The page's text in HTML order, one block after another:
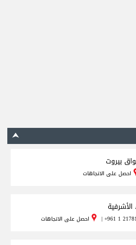
بيروت
احصل على الاتجاهات
+961 1
| احصل على الاتجاهات